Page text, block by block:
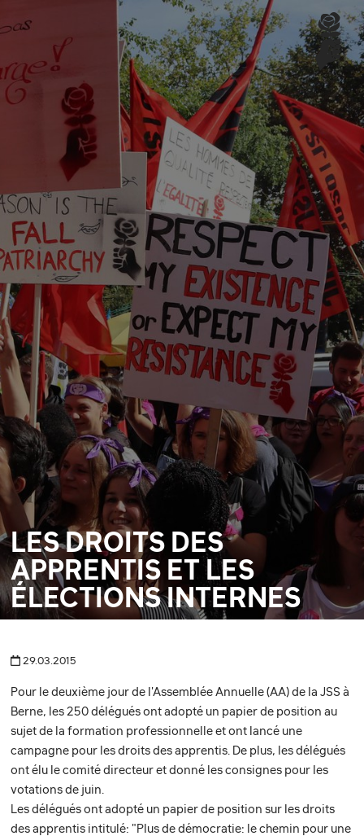
LES DROITS DES
APPRENTIS ET LES
ÉLECTIONS INTERNES
29.03.2015
Pour le deuxième jour de l'Assemblée Annuelle (AA) de la JSS à
Berne, les 250 délégués ont adopté un papier de position au
sujet de la formation professionnelle et ont lancé une
campagne pour les droits des apprentis. De plus, les délégués
ont élu le comité directeur et donné les consignes pour les
votations de juin.
Les délégués ont adopté un papier de position sur les droits
des apprentis intitulé: "Plus de démocratie: le chemin pour une